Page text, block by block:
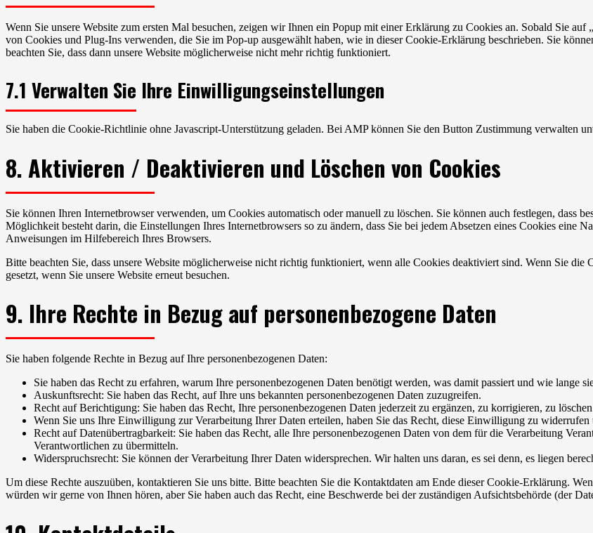
Wenn Sie unsere Website zum ersten Mal besuchen, zeigen wir Ihnen ein Popup mit einer Erklärung zu Cookies an. Sobald Sie
von Cookies und Plug-Ins verwenden, die Sie im Pop-up ausgewählt haben, wie in dieser Cookie-Erklärung beschrieben. Sie
beachten Sie, dass dann unsere Website möglicherweise nicht mehr richtig funktioniert.
7.1 Verwalten Sie Ihre Einwilligungseinstellungen
Sie haben die Cookie-Richtlinie ohne Javascript-Unterstützung geladen. Bei AMP können Sie den Button Zustimmung verwalten
8. Aktivieren / Deaktivieren und Löschen von Cookies
Sie können Ihren Internetbrowser verwenden, um Cookies automatisch oder manuell zu löschen. Sie können auch festlegen, dass
Möglichkeit besteht darin, die Einstellungen Ihres Internetbrowsers so zu ändern, dass Sie bei jedem Absetzen eines Cookies eine
Anweisungen im Hilfebereich Ihres Browsers.
Bitte beachten Sie, dass unsere Website möglicherweise nicht richtig funktioniert, wenn alle Cookies deaktiviert sind. Wenn Sie
gesetzt, wenn Sie unsere Website erneut besuchen.
9. Ihre Rechte in Bezug auf personenbezogene Daten
Sie haben folgende Rechte in Bezug auf Ihre personenbezogenen Daten:
Sie haben das Recht zu erfahren, warum Ihre personenbezogenen Daten benötigt werden, was damit passiert und wie lange
Auskunftsrecht: Sie haben das Recht, auf Ihre uns bekannten personenbezogenen Daten zuzugreifen.
Recht auf Berichtigung: Sie haben das Recht, Ihre personenbezogenen Daten jederzeit zu ergänzen, zu korrigieren, zu
Wenn Sie uns Ihre Einwilligung zur Verarbeitung Ihrer Daten erteilen, haben Sie das Recht, diese Einwilligung zu widerrufen
Recht auf Datenübertragbarkeit: Sie haben das Recht, alle Ihre personenbezogenen Daten von dem für die Verarbeitung
Verantwortlichen zu übermitteln.
Widerspruchsrecht: Sie können der Verarbeitung Ihrer Daten widersprechen. Wir halten uns daran, es sei denn, es liegen
Um diese Rechte auszuüben, kontaktieren Sie uns bitte. Bitte beachten Sie die Kontaktdaten am Ende dieser Cookie-Erklärung.
würden wir gerne von Ihnen hören, aber Sie haben auch das Recht, eine Beschwerde bei der zuständigen Aufsichtsbehörde (der